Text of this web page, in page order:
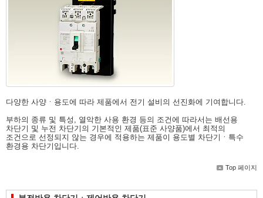
다양한 사양ㆍ용도에 따라 제품에서 전기 설비의 선진화에 기여합니다.
부하의 종류 및 특성, 열악한 사용 환경 등의 조건에 따라서는 배선용
차단기 및 누전 차단기의 기본적인 제품(표준 사양품)에서 최적의
조건으로 선정되지 않는 경우에 적용하는 제품이 용도별 차단기ㆍ특수
환경용 차단기입니다.
Top 페이지